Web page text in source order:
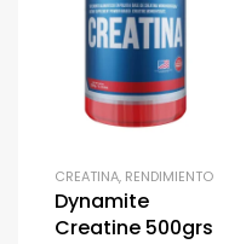
CREATINA, RENDIMIENTO
Dynamite
Creatine 500grs